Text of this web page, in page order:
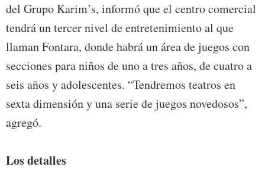
del Grupo Karim’s, informó que el centro comercial
tendrá un tercer nivel de entretenimiento al que
llaman Fontara, donde habrá un área de juegos con
secciones para niños de uno a tres años, de cuatro a
seis años y adolescentes. “Tendremos teatros en
sexta dimensión y una serie de juegos novedosos”,
agregó.
Los detalles